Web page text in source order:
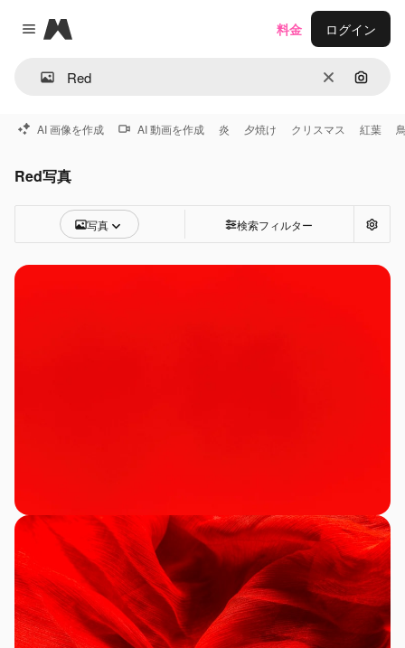
Close menu
Magnific
消去 画像で
料金 ログイン
AI 画像を作成 AI 動画を作成 炎 夕焼け クリスマス 紅葉
Red写真
写真 検索フィルター